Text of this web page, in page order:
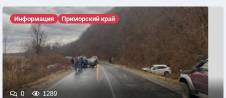
Информация Приморский край
0 1289